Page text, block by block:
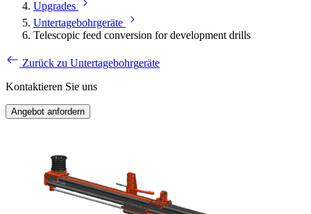
Upgrades
Untertagebohrgeräte
Telescopic feed conversion for development drills
Zurück zu Untertagebohrgeräte
Kontaktieren Sie uns
Angebot anfordern